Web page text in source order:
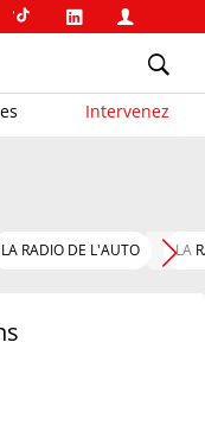
Intervenez
LA RADIO DE L'AUTO LA